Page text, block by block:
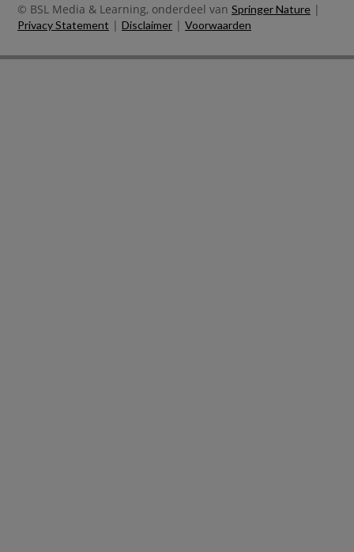
© BSL Media & Learning, onderdeel van Springer Nature |
Privacy Statement | Disclaimer | Voorwaarden